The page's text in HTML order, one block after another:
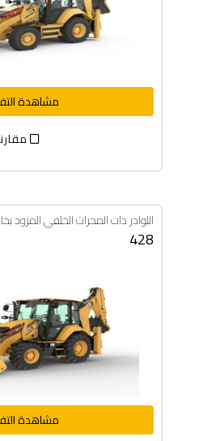
مشاهدة
اللوادر ذات المحراث الخلفي المزود
428
مشاهدة